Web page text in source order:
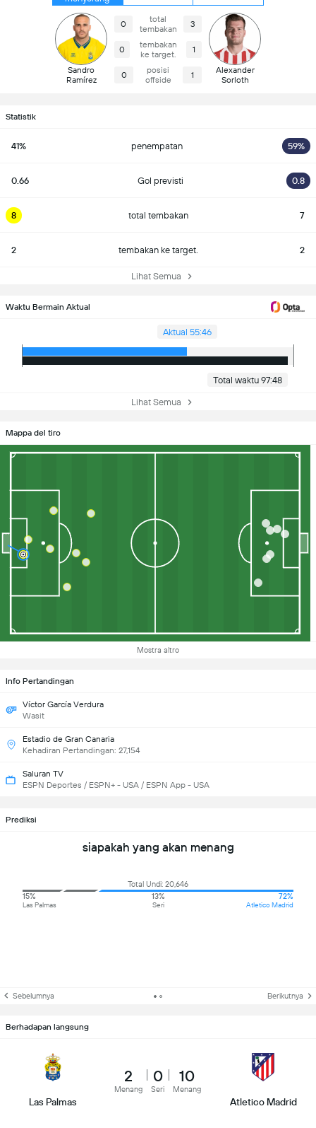
Sandro
Ramírez
0
total
tembakan
3
0
tembakan
ke target.
1
0
posisi
offside
1
Alexander
Sorloth
Statistik
41% penempatan 59%
0.66 Gol previsti 0.8
8 total tembakan 7
2 tembakan ke target. 2
Lihat Semua
Waktu Bermain Aktual
Aktual 55:46
Total waktu 97:48
Lihat Semua
Mappa del tiro
Mostra altro
Info Pertandingan
Víctor García Verdura
Wasit
Estadio de Gran Canaria
Kehadiran Pertandingan: 27,154
Saluran TV
ESPN Deportes / ESPN+ - USA / ESPN App - USA
Prediksi
siapakah yang akan menang
Total Undi: 20,646
15%
Las Palmas
13%
Seri
72%
Atletico Madrid
Sebelumnya Berikutnya
Berhadapan langsung
Las Palmas
2
Menang
0
Seri
10
Menang
Atletico Madrid